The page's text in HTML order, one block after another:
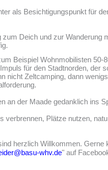
als Besichtigungspunkt für
zum Deich und zur Wanderung
Beispiel Wohnmobilisten 50-
für den Stadtnorden, der
nicht Zeltcamping, dann
an der Maade gedanklich ins
verbrennen, Plätze nutzen,
herzlich Willkommen. Gerne
whv.de" auf